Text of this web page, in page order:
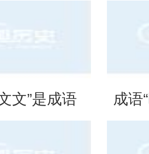
文”是成语 成语